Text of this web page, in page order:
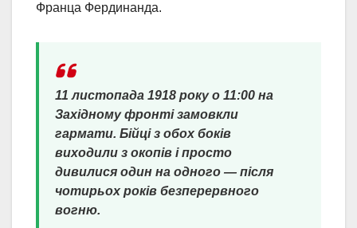
Франца Фердинанда.
11 листопада 1918 року о 11:00 на
Західному фронті замовкли
гармати. Бійці з обох боків
виходили з окопів і просто
дивилися один на одного — після
чотирьох років безперервного
вогню.